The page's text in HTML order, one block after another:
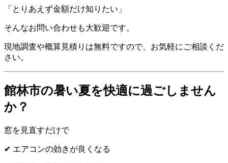
「とりあえず金額だけ知りたい」
そんなお問い合わせも大歓迎です。
現地調査や概算見積りは無料ですので、お気軽にご相談くだ
さい。
館林市の暑い夏を快適に過ごしません
か？
窓を見直すだけで
✔ エアコンの効きが良くなる